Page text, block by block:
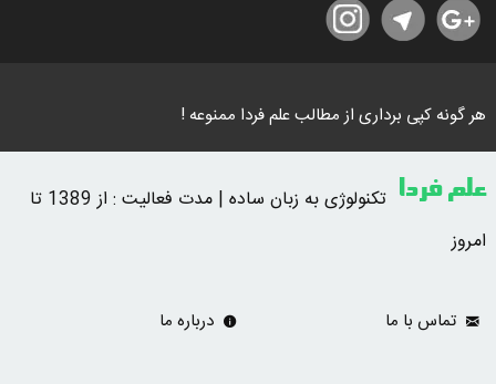
هر گونه کپی برداری از مطالب علم فردا ممنوعه !
علم فردا
تکنولوژی به زبان ساده | مدت فعالیت : از 1389 تا
امروز
تماس با ما درباره ما